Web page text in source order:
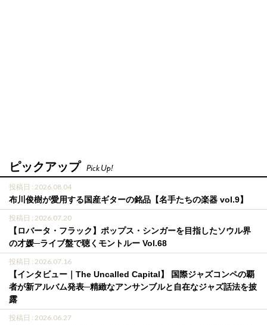
ピックアップ Pick Up!
投稿日 : 2026.08.04
布川俊樹が愛用する国産ギターの銘品【名手たちの楽器 vol.9】
投稿日 : 2026.07.20
【ロバータ・フラック】ポップス・シンガーを目指したソウル界
の才媛─ライブ盤で聴くモントルー Vol.68
投稿日 : 2026.07.16
【インタビュー｜The Uncalled Capital】 国際ジャズコンペの覇
者が新アルバム発表─精緻なアンサンブルと自在なジャズ話法を披
露
投稿日 : 2026.06.27